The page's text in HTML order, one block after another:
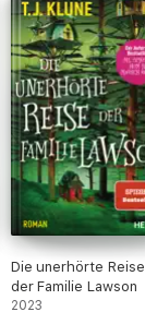
Die unerhörte Reise
der Familie Lawson
2023